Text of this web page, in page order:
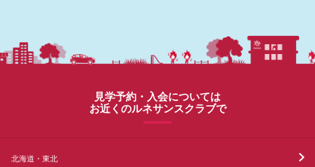
見学予約・入会については
お近くのルネサンスクラブで
北海道・東北